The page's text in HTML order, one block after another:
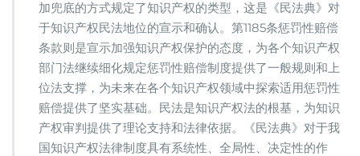
加兜底的方式规定了知识产权的类型，这是《民法典》对
于知识产权民法地位的宣示和确认。第1185条惩罚性赔偿
条款则是宣示加强知识产权保护的态度，为各个知识产权
部门法继续细化规定惩罚性赔偿制度提供了一般规则和上
位法支撑，为未来在各个知识产权领域中探索适用惩罚性
赔偿提供了坚实基础。民法是知识产权法的根基，为知识
产权审判提供了理论支持和法律依据。《民法典》对于我
国知识产权法律制度具有系统性、全局性、决定性的作